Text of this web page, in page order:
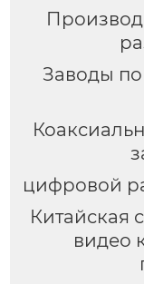
Заводы по
цифровой
Китайская
видео